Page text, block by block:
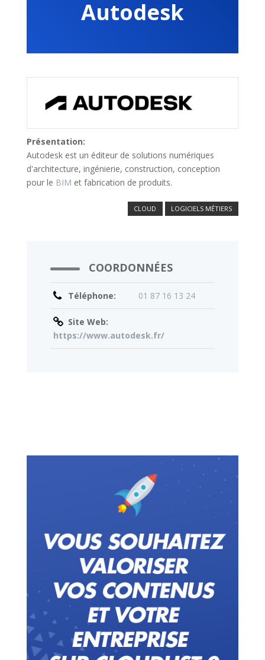
Autodesk
Présentation:
Autodesk est un éditeur de solutions numériques
d'architecture, ingénierie, construction, conception
pour le BIM et fabrication de produits.
CLOUD LOGICIELS MÉTIERS
COORDONNÉES
Téléphone: 01 87 16 13 24
Site Web:
https://www.autodesk.fr/